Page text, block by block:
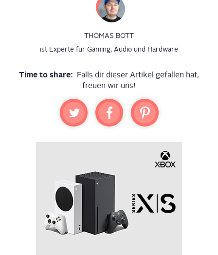
THOMAS BOTT
ist Experte für Gaming, Audio und Hardware
Time to share: Falls dir dieser Artikel gefallen hat,
freuen wir uns!